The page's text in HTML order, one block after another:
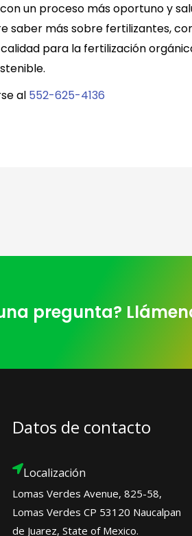
un proceso más oportuno y
saber más sobre fertilizantes,
para la fertilización
al 552-625-4136
pregunta?
Datos de contacto
Localización
Lomas Verdes Avenue, 825-58,
Lomas Verdes CP 53120 Naucalpan
de Juarez, State of Mexico.